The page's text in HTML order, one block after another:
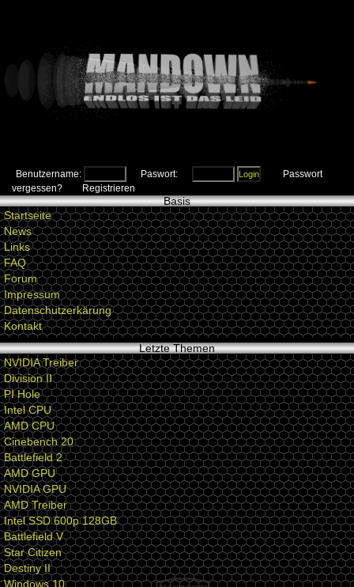
Benutzername: Paswort:
Passwort
vergessen?
Registrieren
Basis
Startseite
News
Links
FAQ
Forum
Impressum
Datenschutzerkärung
Kontakt
Letzte Themen
NVIDIA Treiber
Division II
PI Hole
Intel CPU
AMD CPU
Cinebench 20
Battlefield 2
AMD GPU
NVIDIA GPU
AMD Treiber
Intel SSD 600p 128GB
Battlefield V
Star Citizen
Destiny II
Windows 10